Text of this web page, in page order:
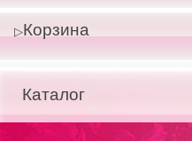
Корзина
Каталог